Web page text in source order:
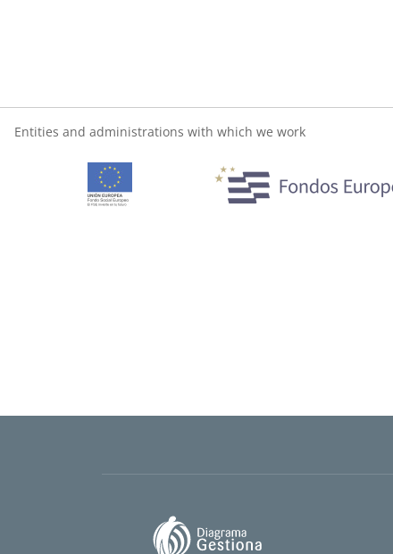
Entities and administrations with which we work